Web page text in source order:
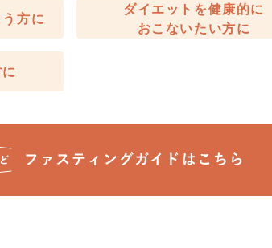
方に
ダイエットを健康的に
おこないたい方に